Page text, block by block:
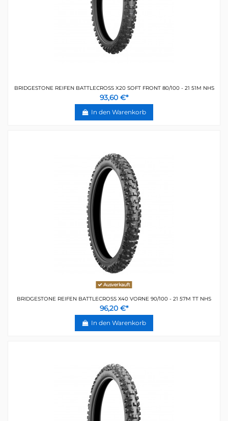
BRIDGESTONE REIFEN BATTLECROSS X20 SOFT FRONT 80/100 - 21 51M NHS
93,60 €*
In den Warenkorb
Ausverkauft
BRIDGESTONE REIFEN BATTLECROSS X40 VORNE 90/100 - 21 57M TT NHS
96,20 €*
In den Warenkorb